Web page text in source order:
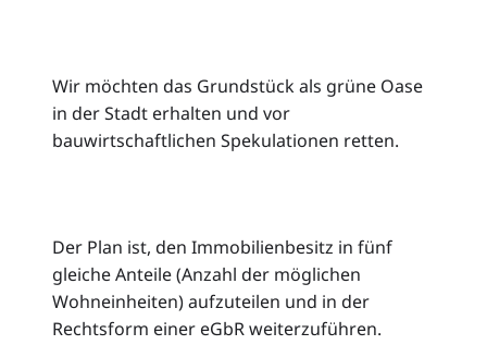
Wir möchten das Grundstück als grüne Oase
in der Stadt erhalten und vor
bauwirtschaftlichen Spekulationen retten.
Der Plan ist, den Immobilienbesitz in fünf
gleiche Anteile (Anzahl der möglichen
Wohneinheiten) aufzuteilen und in der
Rechtsform einer eGbR weiterzuführen.